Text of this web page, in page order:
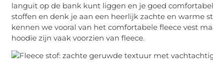
languit op de bank kunt liggen en je goed
stoffen en denk je aan een heerlijk zachte en warme
kennen we vooral van het comfortabele fleece vest
hoodie zijn vaak voorzien van fleece.